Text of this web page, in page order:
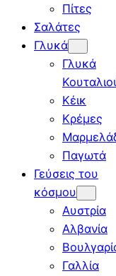
Πίτες
Σαλάτες
Γλυκά
Γλυκά
Κέικ
Κρέμες
Παγωτά
Γεύσεις του
κόσμου
Αυστρία
Αλβανία
Γαλλία